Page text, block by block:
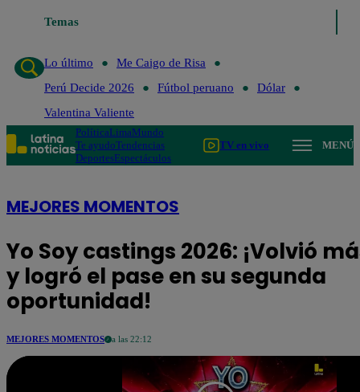
TemasLo último
Lo último
Me Caigo de Risa
Perú Decide 2026
Fútbol peruano
Dólar
Valentina Valiente
PolíticaLimaMundo
Te ayudoTendencias
DeportesEspectáculos
TV en vivo MENÚ
MEJORES MOMENTOS
Yo Soy castings 2026: ¡Volvió
y logró el pase en su segunda
oportunidad!
MEJORES MOMENTOS a las 22:12